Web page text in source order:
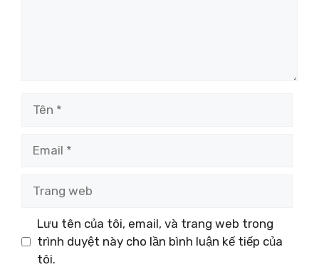
web
Lưu tên của tôi, email, và trang web trong
trình duyệt này cho lần bình luận kế tiếp của
tôi.